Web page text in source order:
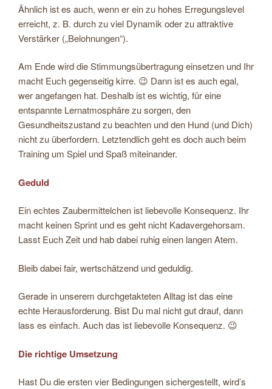
Ähnlich ist es auch, wenn er ein zu hohes Erregungslevel
erreicht, z. B. durch zu viel Dynamik oder zu attraktive
Verstärker („Belohnungen“).
Am Ende wird die Stimmungsübertragung einsetzen und Ihr
macht Euch gegenseitig kirre. 😉 Dann ist es auch egal,
wer angefangen hat. Deshalb ist es wichtig, für eine
entspannte Lernatmosphäre zu sorgen, den
Gesundheitszustand zu beachten und den Hund (und Dich)
nicht zu überfordern. Letztendlich geht es doch auch beim
Training um Spiel und Spaß miteinander.
Geduld
Ein echtes Zaubermittelchen ist liebevolle Konsequenz. Ihr
macht keinen Sprint und es geht nicht Kadavergehorsam.
Lasst Euch Zeit und hab dabei ruhig einen langen Atem.
Bleib dabei fair, wertschätzend und geduldig.
Gerade in unserem durchgetakteten Alltag ist das eine
echte Herausforderung. Bist Du mal nicht gut drauf, dann
lass es einfach. Auch das ist liebevolle Konsequenz. 😉
Die richtige Umsetzung
Hast Du die ersten vier Bedingungen sichergestellt, wird’s